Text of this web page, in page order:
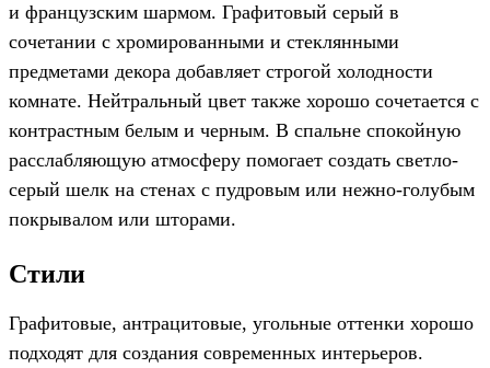
и французским шармом. Графитовый серый в
сочетании с хромированными и стеклянными
предметами декора добавляет строгой холодности
комнате. Нейтральный цвет также хорошо сочетается с
контрастным белым и черным. В спальне спокойную
расслабляющую атмосферу помогает создать светло-
серый шелк на стенах с пудровым или нежно-голубым
покрывалом или шторами.
Стили
Графитовые, антрацитовые, угольные оттенки хорошо
подходят для создания современных интерьеров.